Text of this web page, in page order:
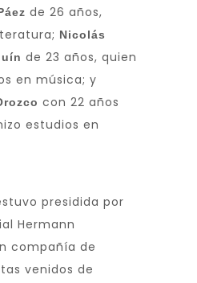
de 26 años,
Nicolás
de 23 años, quien
en música; y
con 22 años
estudios en
presidida por
Hermann
compañía de
venidos de